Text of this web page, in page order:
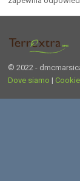
© 2022 -
Dove siamo |